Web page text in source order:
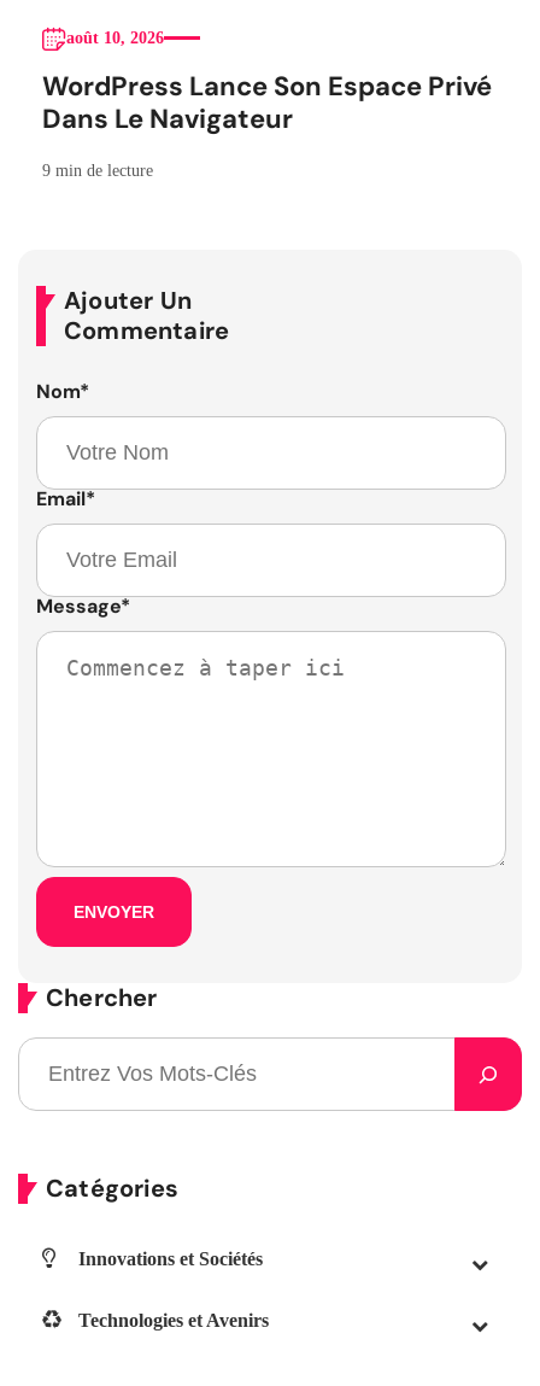
août 10, 2026
WordPress Lance Son Espace Privé
Dans Le Navigateur
9 min de lecture
Ajouter Un
Commentaire
Nom*
Email*
Message*
Chercher
Catégories
Innovations et Sociétés
Technologies et Avenirs